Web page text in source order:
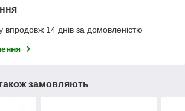
впродовж 14 днів за домовленістю
замовляють